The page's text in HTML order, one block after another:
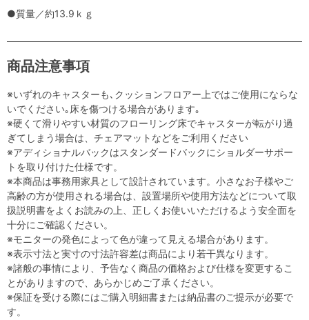
●質量／約13.9ｋｇ
商品注意事項
※いずれのキャスターも､クッションフロアー上ではご使用にならな
いでください｡床を傷つける場合があります｡
※硬くて滑りやすい材質のフローリング床でキャスターが転がり過
ぎてしまう場合は、チェアマットなどをご利用ください
※アディショナルバックはスタンダードバックにショルダーサポー
トを取り付けた仕様です。
※本商品は事務用家具として設計されています。小さなお子様やご
高齢の方が使用される場合は、設置場所や使用方法などについて取
扱説明書をよくお読みの上、正しくお使いいただけるよう安全面を
十分にご確認ください。
※モニターの発色によって色が違って見える場合があります。
※表示寸法と実寸の寸法許容差は商品により若干異なります。
※諸般の事情により、予告なく商品の価格および仕様を変更するこ
とがありますので、あらかじめご了承ください。
※保証を受ける際にはご購入明細書または納品書のご提示が必要で
す。